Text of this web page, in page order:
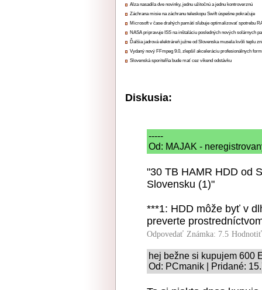
Alza nasadila dve novinky, jednu užitočnú a jednu kontroverznú
Záchrana misie na záchranu teleskopu Swift úspešne pokračuje
Microsoft v čase drahých pamätí sľubuje optimalizovať spotrebu
NASA pripravuje ISS na inštaláciu posledných nových solárnych
Ďalšia jadrová elektráreň južne od Slovenska musela kvôli teplu
Vydaný nový FFmpeg 9.0, zlepšil akceleráciu profesionálnych
Slovenská sporiteľňa bude mať cez víkend odstávku
Diskusia:
-----
Od: MAJAK -
"30 TB HAMR HDD od
Slovensku (1)"
***1: HDD môže byť v
preverte
Odpovedať Známka: 7.5
hej bežne si kupujem 600
Od: PCmanik | Pridané: